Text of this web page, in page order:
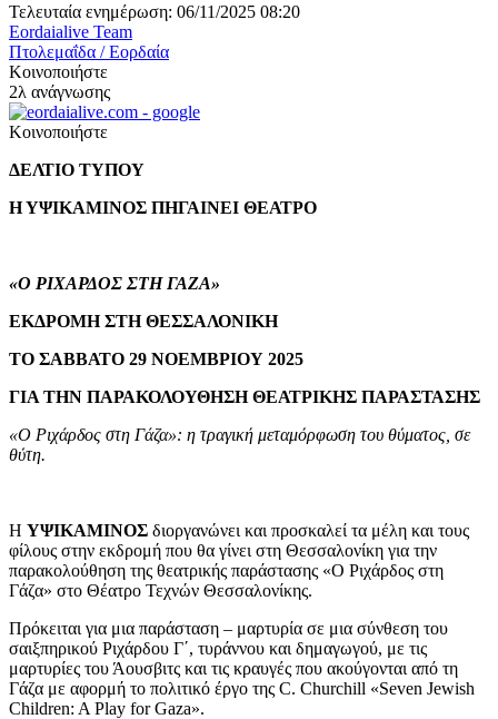
Τελευταία ενημέρωση: 06/11/2025 08:20
Eordaialive Team
Πτολεμαΐδα / Εορδαία
Κοινοποιήστε
2λ ανάγνωσης
Κοινοποιήστε
ΔΕΛΤΙΟ ΤΥΠΟΥ
Η ΥΨΙΚΑΜΙΝΟΣ ΠΗΓΑΙΝΕΙ ΘΕΑΤΡΟ
«Ο ΡΙΧΑΡΔΟΣ ΣΤΗ ΓΑΖΑ»
ΕΚΔΡΟΜΗ ΣΤΗ ΘΕΣΣΑΛΟΝΙΚΗ
ΤΟ ΣΑΒΒΑΤΟ 29 ΝΟΕΜΒΡΙΟΥ 2025
ΓΙΑ ΤΗΝ ΠΑΡΑΚΟΛΟΥΘΗΣΗ ΘΕΑΤΡΙΚΗΣ ΠΑΡΑΣΤΑΣΗΣ
«Ο Ριχάρδος στη Γάζα»: η τραγική μεταμόρφωση του θύματος, σε
θύτη.
Η ΥΨΙΚΑΜΙΝΟΣ διοργανώνει και προσκαλεί τα μέλη και τους
φίλους στην εκδρομή που θα γίνει στη Θεσσαλονίκη για την
παρακολούθηση της θεατρικής παράστασης «Ο Ριχάρδος στη
Γάζα» στο Θέατρο Τεχνών Θεσσαλονίκης.
Πρόκειται για μια παράσταση – μαρτυρία σε μια σύνθεση του
σαιξπηρικού Ριχάρδου Γ΄, τυράννου και δημαγωγού, με τις
μαρτυρίες του Άουσβιτς και τις κραυγές που ακούγονται από τη
Γάζα με αφορμή το πολιτικό έργο της C. Churchill «Seven Jewish
Children: A Play for Gaza».